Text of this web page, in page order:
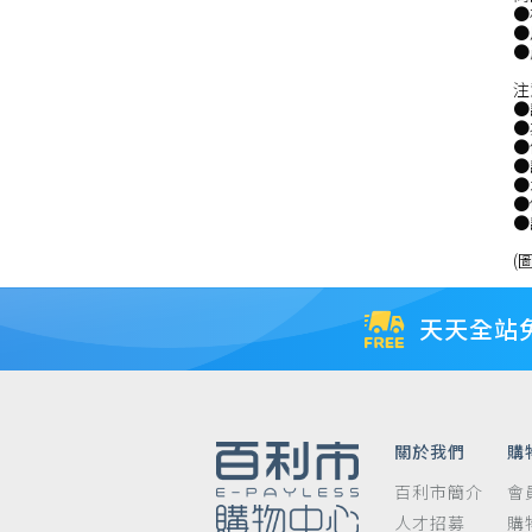
●
●
●
●
●
●
●
●
●
●
(
天天全站
關於我們
百利市簡介
人才招募
購
會
購